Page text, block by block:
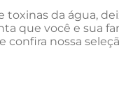
da água,
que você e sua
confira nossa